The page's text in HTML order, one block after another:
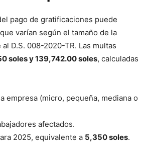
pago de gratificaciones puede
varían según el tamaño de la
D.S. 008-2020-TR. Las multas
soles y 139,742.00 soles, calculadas
empresa (micro, pequeña, mediana o
afectados.
2025, equivalente a 5,350 soles.